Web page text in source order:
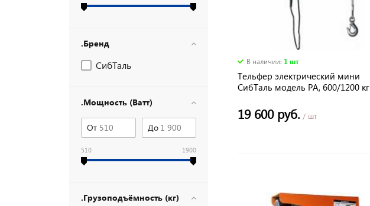
.Бренд
СибТаль
.Мощность (Ватт)
От До
510 1900
.Грузоподъёмность (кг)
В наличии: 1 шт
Тельфер электрический мини
СибТаль модель РА, 600/1200 кг
19 600 руб. / шт